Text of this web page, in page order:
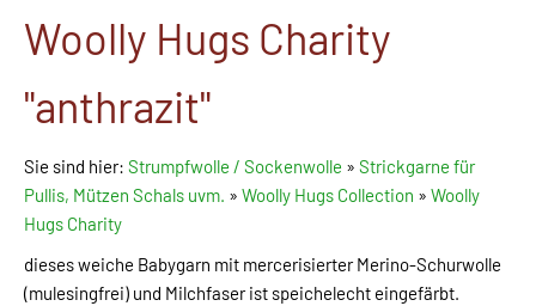
Woolly Hugs Charity
"anthrazit"
Sie sind hier: Strumpfwolle / Sockenwolle » Strickgarne für
Pullis, Mützen Schals uvm. » Woolly Hugs Collection » Woolly
Hugs Charity
dieses weiche Babygarn mit mercerisierter Merino-Schurwolle
(mulesingfrei) und Milchfaser ist speichelecht eingefärbt.